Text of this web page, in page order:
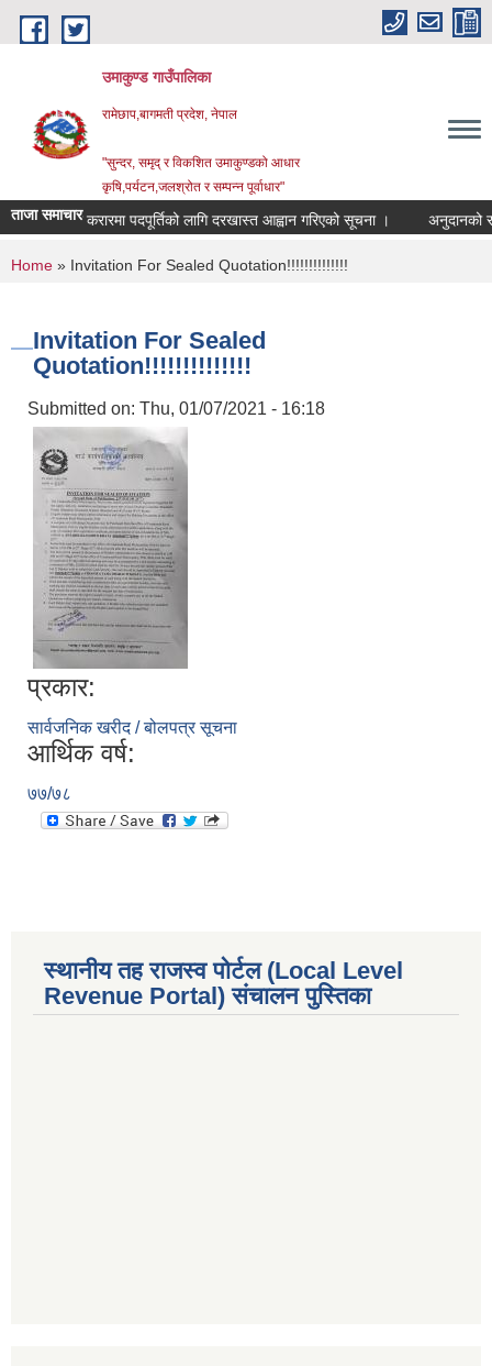
Skip to main content
उमाकुण्ड गाउँपालिका
रामेछाप,बागमती प्रदेश, नेपाल
"सुन्दर, समृद् र विकशित उमाकुण्डको आधार
कृषि,पर्यटन,जलश्रोत र सम्पन्न पूर्वाधार"
ताजा समाचार
सेवा करारमा पदपूर्तिको लागि दरखास्त आह्वान गरिएको सूचना । अनुदानको
You are here
Home » Invitation For Sealed Quotation!!!!!!!!!!!!!!
Invitation For Sealed
Quotation!!!!!!!!!!!!!!
Submitted on: Thu, 01/07/2021 - 16:18
प्रकार:
सार्वजनिक खरीद / बोलपत्र सूचना
आर्थिक वर्ष:
७७/७८
स्थानीय तह राजस्व पोर्टल (Local Level
Revenue Portal) संचालन पुस्तिका